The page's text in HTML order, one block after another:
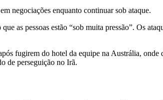
negociações enquanto continuar sob ataque.
as pessoas estão “sob muita pressão”. Os
fugirem do hotel da equipe na Austrália, onde
de perseguição no Irã.